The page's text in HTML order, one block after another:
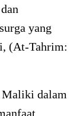
yang
(At-Tahrim:
dalam